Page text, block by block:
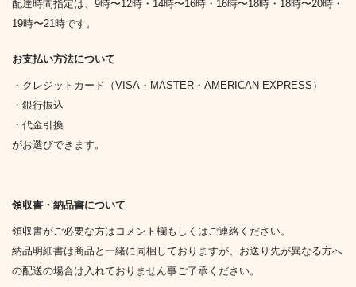
配達時間指定は、9時〜12時・14時〜16時・16時〜18時・18時〜20時・
19時〜21時です。
お支払い方法について
・クレジットカード（VISA・MASTER・AMERICAN EXPRESS）
・銀行振込
・代金引換
がお選びできます。
領収書・納品書について
領収書がご必要な方はコメント欄もしくはご連絡ください。
納品明細書は商品と一緒に同梱しておりますが、お送り先が異なる方へ
の配送の場合は入れておりません事ご了承ください。